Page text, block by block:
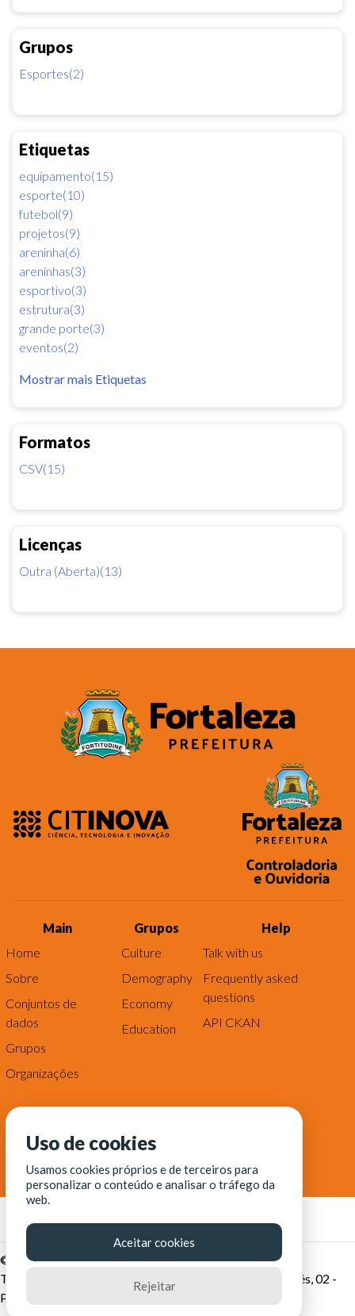
Grupos
Esportes(2)
Etiquetas
equipamento(15)
esporte(10)
futebol(9)
projetos(9)
areninha(6)
areninhas(3)
esportivo(3)
estrutura(3)
grande porte(3)
eventos(2)
Mostrar mais Etiquetas
Formatos
CSV(15)
Licenças
Outra (Aberta)(13)
Main
Home
Sobre
Conjuntos de
dados
Grupos
Organizações
Grupos
Culture
Demography
Economy
Education
Help
Talk with us
Frequently asked
questions
API CKAN
© Fortaleza Digital || CITINOVA - Fundação de Ciência,
Tecnologia e Inovação de Fortaleza - Rua dos Tremembés, 02 -
Praia de Iracema - Fortaleza-CE
Uso de cookies
Usamos cookies próprios e de terceiros para
personalizar o conteúdo e analisar o tráfego da
web.
Aceitar cookies
Rejeitar